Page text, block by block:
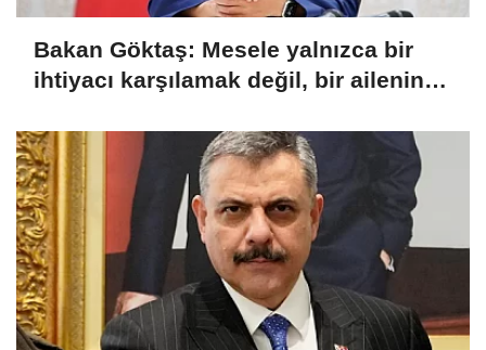
Bakan Göktaş: Mesele yalnızca bir
ihtiyacı karşılamak değil, bir ailenin